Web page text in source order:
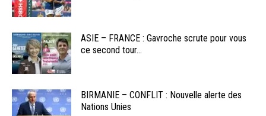
ASIE – FRANCE : Gavroche scrute pour vous
ce second tour...
BIRMANIE – CONFLIT : Nouvelle alerte des
Nations Unies